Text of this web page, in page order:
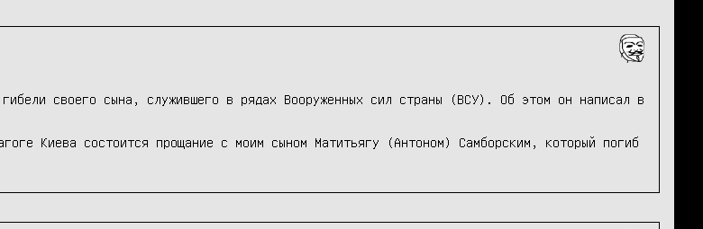
своего сына, служившего в рядах Вооруженных сил страны (ВСУ). Об этом он написал в
Киева состоится прощание с моим сыном Матитьягу (Антоном) Самборским, который погиб